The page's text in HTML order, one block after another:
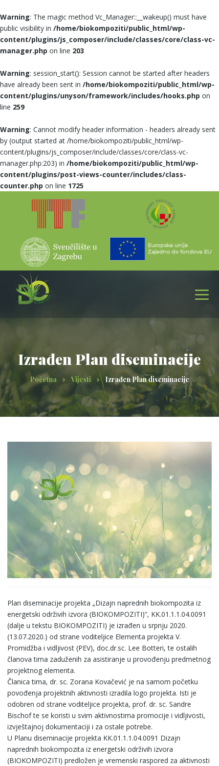
Warning: The magic method Vc_Manager::__wakeup() must have
public visibility in /home/biokompoziti/public_html/wp-
content/plugins/js_composer/include/classes/core/class-vc-
manager.php on line 203
Warning: session_start(): Session cannot be started after headers
have already been sent in /home/biokompoziti/public_html/wp-
content/plugins/unyson/framework/includes/hooks.php on
line 259
Warning: Cannot modify header information - headers already sent
by (output started at /home/biokompoziti/public_html/wp-
content/plugins/js_composer/include/classes/core/class-vc-
manager.php:203) in /home/biokompoziti/public_html/wp-
content/plugins/post-views-counter/includes/class-
counter.php on line 1725
Izrađen Plan diseminacije
Početna Vijesti Izrađen Plan diseminacije
Plan diseminacije projekta „Dizajn naprednih biokompozita iz
energetski održivih izvora (BIOKOMPOZITI)“, KK.01.1.1.04.0091
(dalje u tekstu BIOKOMPOZITI) je izrađen u srpnju 2020.
(13.07.2020.) od strane voditeljice Elementa projekta V.
Promidžba i vidljivost (PEV), doc.dr.sc. Lee Botteri, te ostalih
članova tima zaduženih za asistiranje u provođenju predmetnog
projektnog elementa.
Članica tima, dr. sc. Zorana Kovačević je na samom početku
povođenja projektnih aktivnosti izradila logo projekta. Isti je
odobren od strane voditeljice projekta, prof. dr. sc. Sandre
Bischof te se koristi u svim aktivnostima promocije i vidljivosti,
izvještajnoj dokumentaciji i za ostale potrebe.
U Planu diseminacije projekta KK.01.1.1.04.0091 Dizajn
naprednih biokompozita iz energetski održivih izvora
(BIOKOMPOZITI) predložen je vremenski raspored za aktivnosti